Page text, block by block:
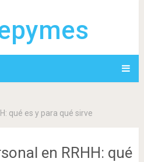
qué es y para qué sirve
en RRHH: qué